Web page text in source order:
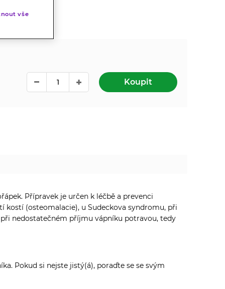
Koupit
Přípravek je určen k léčbě a prevenci
kostí (osteomalacie), u Sudeckova syndromu, při
nedostatečném příjmu vápníku potravou, tedy
Pokud si nejste jistý(á), poraďte se se svým
vše